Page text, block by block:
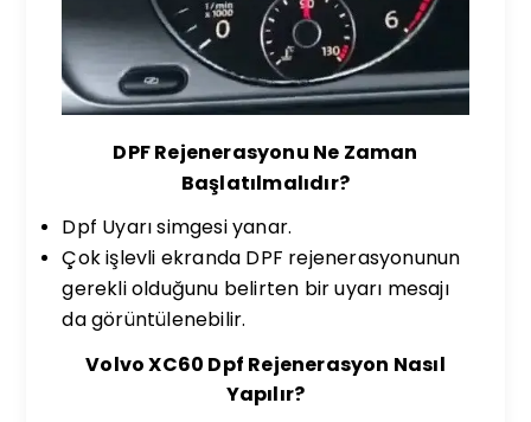
DPF Rejenerasyonu Ne Zaman
Başlatılmalıdır?
Dpf Uyarı simgesi yanar.
Çok işlevli ekranda DPF rejenerasyonunun
gerekli olduğunu belirten bir uyarı mesajı
da görüntülenebilir.
Volvo XC60 Dpf Rejenerasyon Nasıl
Yapılır?